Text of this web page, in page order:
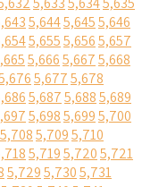
5,6445,6455,646
5,6555,6565,657
5,6665,6675,668
5,6775,678
5,6875,6885,689
5,6985,6995,700
5,7085,7095,710
5,7195,7205,721
5,7295,7305,731